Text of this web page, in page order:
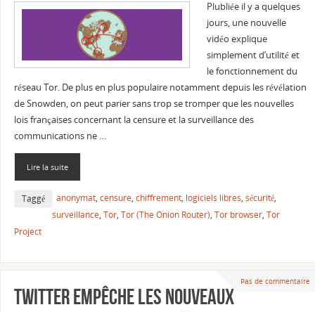
Plubliée il y a quelques
jours, une nouvelle
vidéo explique
simplement d’utilité et
le fonctionnement du
réseau Tor. De plus en plus populaire notamment depuis les révélation
de Snowden, on peut parier sans trop se tromper que les nouvelles
lois françaises concernant la censure et la surveillance des
communications ne …
Lire la suite
Taggé anonymat, censure, chiffrement, logiciels libres, sécurité,
surveillance, Tor, Tor (The Onion Router), Tor browser, Tor
Project
Pas de commentaire
Twitter empêche les nouveaux